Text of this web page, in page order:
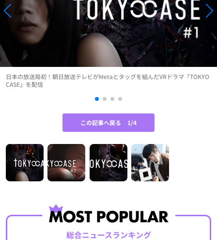
日本の放送局初！朝日放送テレビがMetaとタッグを組んだVRドラマ「TOKYO
CASE」を配信
この記事へ戻る 1/4
総合ニュースランキング